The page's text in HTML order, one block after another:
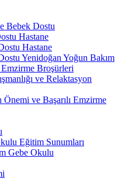
Bebek Dostu
Hastane
Hastane
Yenidoğan Yoğun Bakım
Broşürleri
ve Relaktasyon
ve Başarılı Emzirme
Eğitim Sunumları
Gebe Okulu